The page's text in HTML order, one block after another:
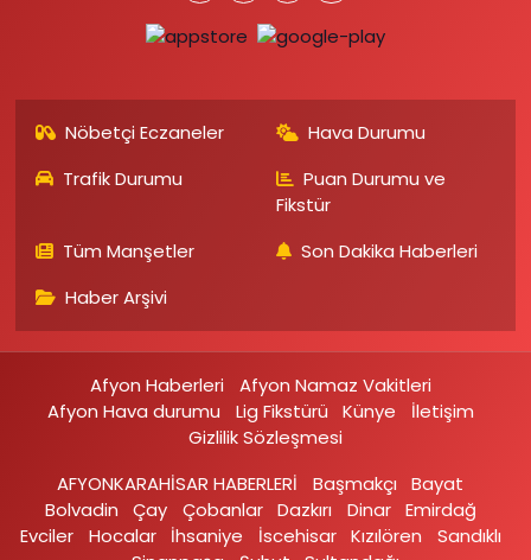
Nöbetçi Eczaneler
Hava Durumu
Trafik Durumu
Puan Durumu ve
Fikstür
Tüm Manşetler
Son Dakika Haberleri
Haber Arşivi
Afyon Haberleri
Afyon Namaz Vakitleri
Afyon Hava durumu
Lig Fikstürü Künye
İletişim
Gizlilik Sözleşmesi
AFYONKARAHİSAR HABERLERİ
Başmakçı
Bayat
Bolvadin
Çay Çobanlar Dazkırı Dinar Emirdağ‎
Evciler‎
Hocalar İhsaniye‎ İscehisar Kızılören‎
Sandıklı‎